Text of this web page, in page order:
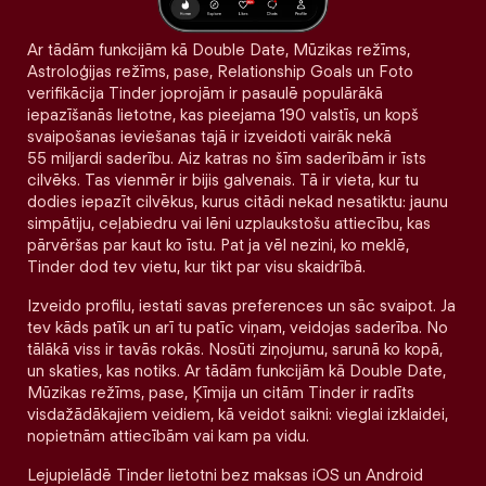
Ar tādām funkcijām kā Double Date, Mūzikas režīms,
Astroloģijas režīms, pase, Relationship Goals un Foto
verifikācija Tinder joprojām ir pasaulē populārākā
iepazīšanās lietotne, kas pieejama 190 valstīs, un kopš
svaipošanas ieviešanas tajā ir izveidoti vairāk nekā
55 miljardi saderību. Aiz katras no šīm saderībām ir īsts
cilvēks. Tas vienmēr ir bijis galvenais. Tā ir vieta, kur tu
dodies iepazīt cilvēkus, kurus citādi nekad nesatiktu: jaunu
simpātiju, ceļabiedru vai lēni uzplaukstošu attiecību, kas
pārvēršas par kaut ko īstu. Pat ja vēl nezini, ko meklē,
Tinder dod tev vietu, kur tikt par visu skaidrībā.
Izveido profilu, iestati savas preferences un sāc svaipot. Ja
tev kāds patīk un arī tu patīc viņam, veidojas saderība. No
tālākā viss ir tavās rokās. Nosūti ziņojumu, sarunā ko kopā,
un skaties, kas notiks. Ar tādām funkcijām kā Double Date,
Mūzikas režīms, pase, Ķīmija un citām Tinder ir radīts
visdažādākajiem veidiem, kā veidot saikni: vieglai izklaidei,
nopietnām attiecībām vai kam pa vidu.
Lejupielādē Tinder lietotni bez maksas iOS un Android